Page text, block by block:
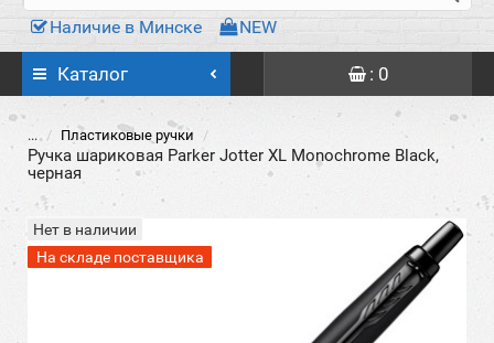
Наличие в Минске NEW
Каталог : 0
... Пластиковые ручки
Ручка шариковая Parker Jotter XL Monochrome Black,
черная
Нет в наличии
На складе поставщика